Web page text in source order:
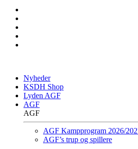
Nyheder
KSDH Shop
Lyden AGF
AGF
AGF
AGF Kampprogram 2026/
AGF’s trup og spillere